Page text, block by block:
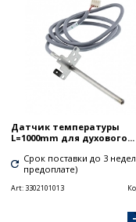
Датчик температуры
L=1000mm для духового...
Срок поставки до 3
предоплате)
Art: 3302101013